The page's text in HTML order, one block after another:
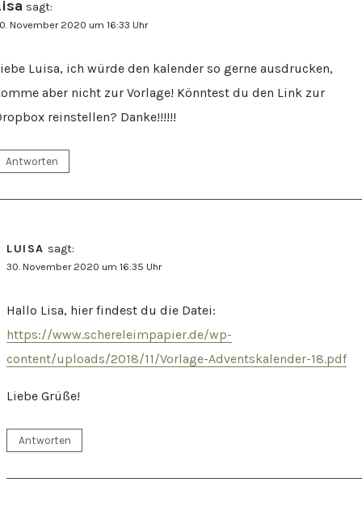
sagt:
November 2020 um 16:33 Uhr
Luisa, ich würde den kalender so gerne ausdrucken,
aber nicht zur Vorlage! Könntest du den Link zur
reinstellen? Danke!!!!!!
Antworten
LUISA sagt:
30. November 2020 um 16:35 Uhr
Hallo Lisa, hier findest du die Datei:
https://www.schereleimpapier.de/wp-
content/uploads/2018/11/Vorlage-Adventskalender-18.pdf
Liebe Grüße!
Antworten